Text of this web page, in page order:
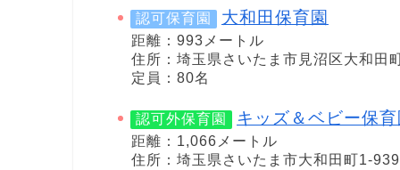
認可保育園 大和田保育園
距離：993メートル
住所：埼玉県さいたま市見沼区大和田
定員：80名
認可外保育園 キッズ＆ベビー保
距離：1,066メートル
住所：埼玉県さいたま市大和田町1-939